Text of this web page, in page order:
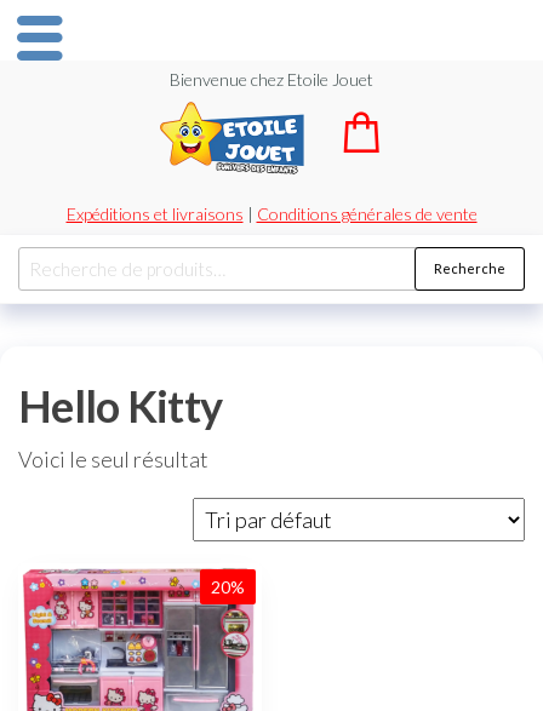
Bienvenue chez Etoile Jouet
Expéditions et livraisons | Conditions générales de vente
Recherche
Hello Kitty
Voici le seul résultat
20%